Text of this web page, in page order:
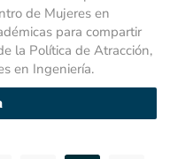
de Mujeres en
para compartir
la Política de Atracción,
en Ingeniería.